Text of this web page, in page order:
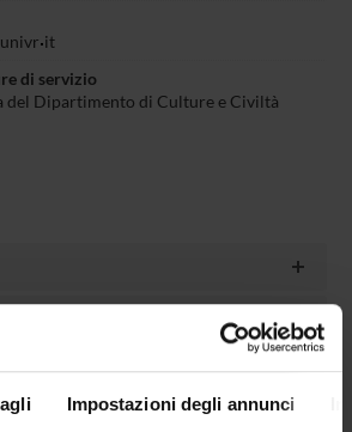
Impostazioni degli annunci
univr it
di servizio
del Dipartimento di Culture e Civiltà